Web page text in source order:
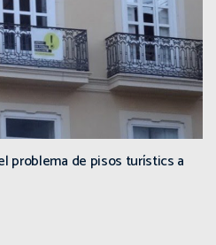
problema de pisos turístics a